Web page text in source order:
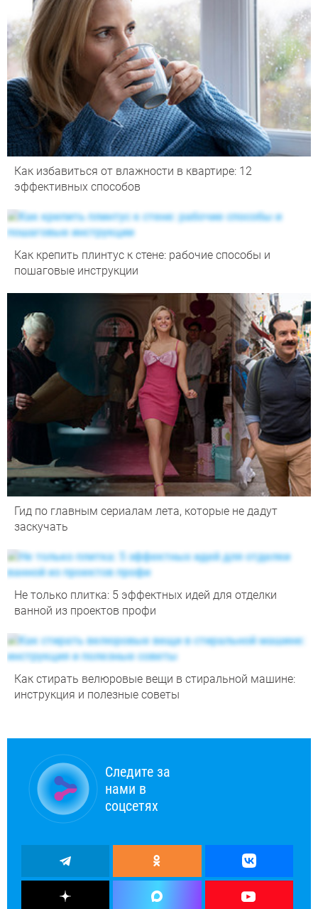
Как избавиться от влажности в квартире: 12
эффективных способов
Как крепить плинтус к стене: рабочие способы и
пошаговые инструкции
Гид по главным сериалам лета, которые не дадут
заскучать
Не только плитка: 5 эффектных идей для отделки
ванной из проектов профи
Как стирать велюровые вещи в стиральной машине:
инструкция и полезные советы
Следите за
нами в
соцсетях